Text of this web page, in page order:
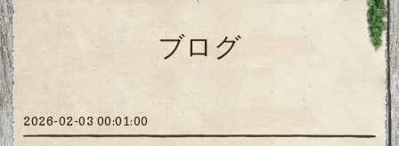
ブログ
2026-02-03 00:01:00